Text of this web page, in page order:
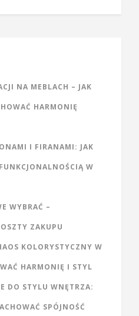
NA MEBLACH – JAK
HARMONIĘ
I FIRANAMI: JAK
W
WYBRAĆ –
ZAKUPU
KOLORYSTYCZNY W
HARMONIĘ I STYL
DO STYLU WNĘTRZA:
SPÓJNOŚĆ